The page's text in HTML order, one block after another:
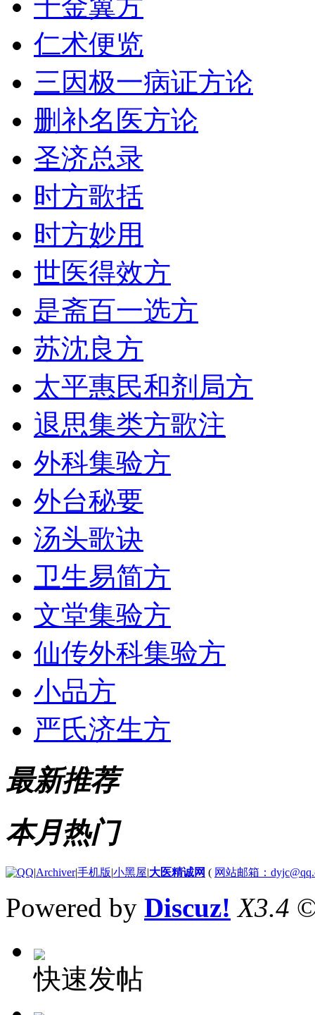
仁术便览
三因极一病证方论
删补名医方论
圣济总录
时方歌括
时方妙用
世医得效方
是斋百一选方
苏沈良方
太平惠民和剂局方
退思集类方歌注
外科集验方
外台秘要
汤头歌诀
卫生易简方
文堂集验方
仙传外科集验方
小品方
严氏济生方
最新推荐
本月热门
|Archiver|手机版|小黑屋|大医精诚网 ( 网站邮箱：
Powered by Discuz! X3.4
快速发帖